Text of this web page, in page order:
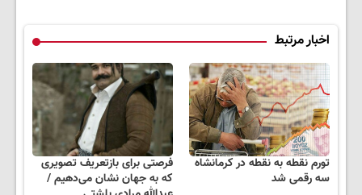
اخبار مرتبط
تورم نقطه به نقطه در کرمانشاه
سه رقمی شد
فرصتی برای بازتعریف تصویری
که به جهان نشان می‌دهیم /